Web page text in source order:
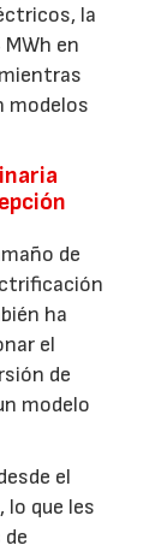
la
en
modelos
de
ha
el
de
modelo
el
que les